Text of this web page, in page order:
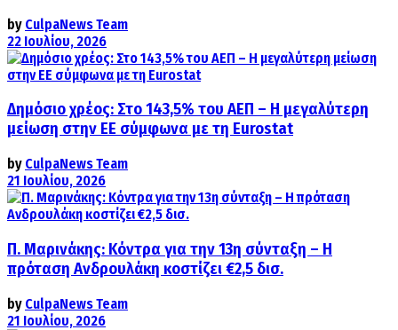
by CulpaNews Team
22 Ιουλίου, 2026
Δημόσιο χρέος: Στο 143,5% του ΑΕΠ – Η μεγαλύτερη
μείωση στην ΕΕ σύμφωνα με τη Eurostat
by CulpaNews Team
21 Ιουλίου, 2026
Π. Μαρινάκης: Κόντρα για την 13η σύνταξη – Η
πρόταση Ανδρουλάκη κοστίζει €2,5 δισ.
by CulpaNews Team
21 Ιουλίου, 2026